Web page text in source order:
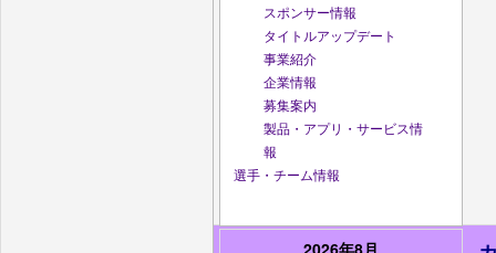
スポンサー情報
タイトルアップデート
事業紹介
企業情報
募集案内
製品・アプリ・サービス情
報
選手・チーム情報
2026年8月